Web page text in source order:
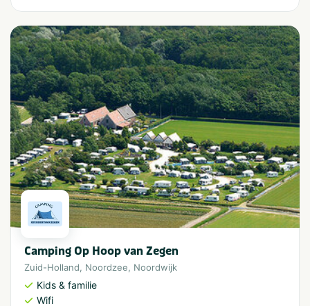
Camping Op Hoop van Zegen
Zuid-Holland, Noordzee, Noordwijk
Kids & familie
Wifi